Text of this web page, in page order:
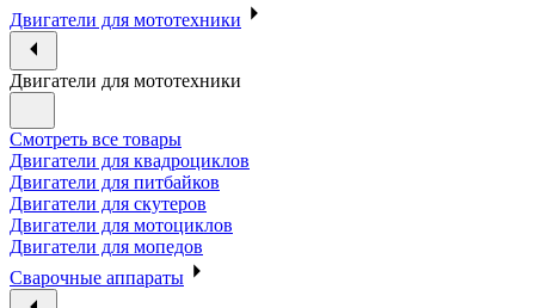
Двигатели для мототехники
Двигатели для мототехники
Смотреть все товары
Двигатели для квадроциклов
Двигатели для питбайков
Двигатели для скутеров
Двигатели для мотоциклов
Двигатели для мопедов
Сварочные аппараты